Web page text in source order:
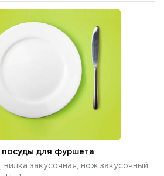
посуды для фуршета
вилка закусочная, нож закусочный.